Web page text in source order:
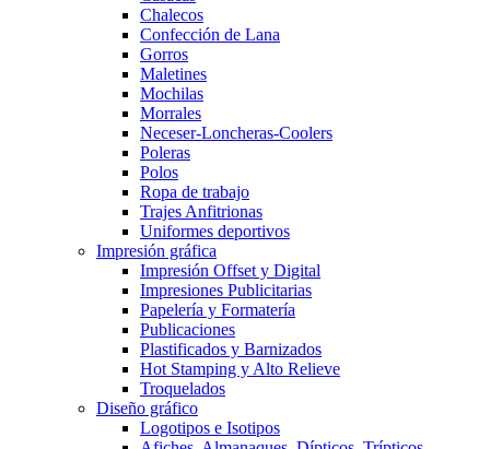
Chalecos
Confección de Lana
Gorros
Maletines
Mochilas
Morrales
Neceser-Loncheras-Coolers
Poleras
Polos
Ropa de trabajo
Trajes Anfitrionas
Uniformes deportivos
Impresión gráfica
Impresión Offset y Digital
Impresiones Publicitarias
Papelería y Formatería
Publicaciones
Plastificados y Barnizados
Hot Stamping y Alto Relieve
Troquelados
Diseño gráfico
Logotipos e Isotipos